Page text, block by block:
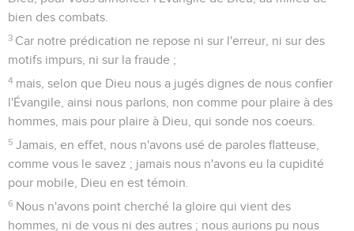
6 Mais Timothée, récemment arrivé ici de chez vous, nous a
donné de bonnes nouvelles de votre foi et de votre charité,
et nous a dit que vous avez toujours de nous un bon
voir.
En conséquence, frères, au milieu de toutes nos calamités
à cause de votre foi.
Car maintenant nous vivons, puisque vous demeurez
Quelles actions de grâces, en effet, nous pouvons rendre à